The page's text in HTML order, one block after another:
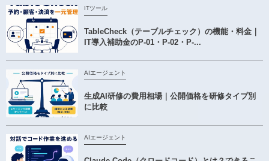
ITツール
TableCheck（テーブルチェック）の機能・料金｜
IT導入補助金のP-01・P-02・P-...
AIエージェント
生成AI研修の費用相場｜公開価格を研修タイプ別
に比較
AIエージェント